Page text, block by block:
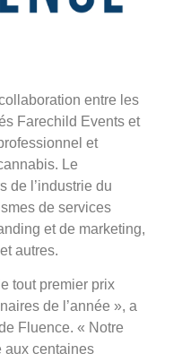
entre les
Farechild Events et
et
Le
de l’industrie du
de services
et de marketing,
autres.
tout premier prix
de l’année », a
Fluence. « Notre
aux centaines